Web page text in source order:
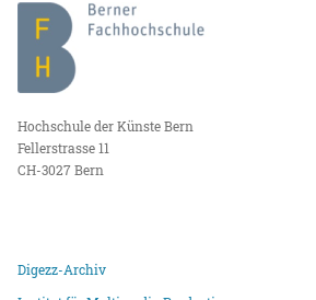
Hochschule der Künste Bern
Fellerstrasse 11
CH-3027 Bern
Digezz-Archiv